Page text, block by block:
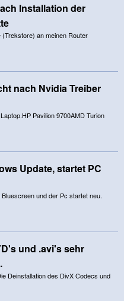
Installation der
an meinen Router
nach Nvidia Treiber
Pavilion 9700AMD Turion
Update, startet PC
und der Pc startet neu.
und .avi's sehr
Deinstallation des DivX Codecs und